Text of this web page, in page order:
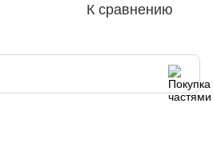
К сравнению